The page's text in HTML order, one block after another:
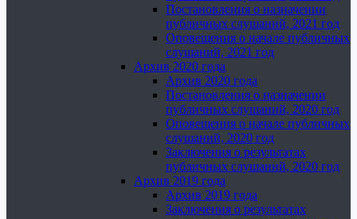
Постановления о назначении
публичных слушаний, 2021 год
Оповещения о начале публичных
слушаний, 2021 год
Архив 2020 года
Архив 2020 года
Постановления о назначении
публичных слушаний, 2020 год
Оповещения о начале публичных
слушаний, 2020 год
Заключения о результатах
публичных слушаний, 2020 год
Архив 2019 года
Архив 2019 года
Заключения о результатах